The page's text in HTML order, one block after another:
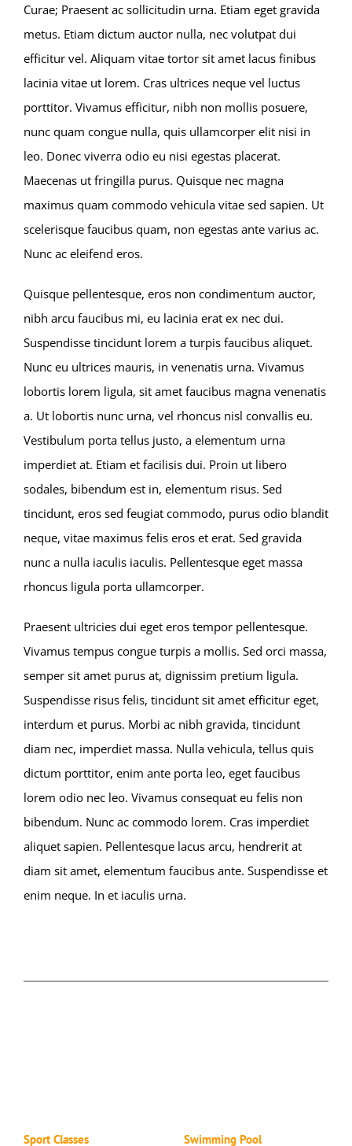
Curae; Praesent ac sollicitudin urna. Etiam eget gravida
metus. Etiam dictum auctor nulla, nec volutpat dui
efficitur vel. Aliquam vitae tortor sit amet lacus finibus
lacinia vitae ut lorem. Cras ultrices neque vel luctus
porttitor. Vivamus efficitur, nibh non mollis posuere,
nunc quam congue nulla, quis ullamcorper elit nisi in
leo. Donec viverra odio eu nisi egestas placerat.
Maecenas ut fringilla purus. Quisque nec magna
maximus quam commodo vehicula vitae sed sapien. Ut
scelerisque faucibus quam, non egestas ante varius ac.
Nunc ac eleifend eros.
Quisque pellentesque, eros non condimentum auctor,
nibh arcu faucibus mi, eu lacinia erat ex nec dui.
Suspendisse tincidunt lorem a turpis faucibus aliquet.
Nunc eu ultrices mauris, in venenatis urna. Vivamus
lobortis lorem ligula, sit amet faucibus magna venenatis
a. Ut lobortis nunc urna, vel rhoncus nisl convallis eu.
Vestibulum porta tellus justo, a elementum urna
imperdiet at. Etiam et facilisis dui. Proin ut libero
sodales, bibendum est in, elementum risus. Sed
tincidunt, eros sed feugiat commodo, purus odio blandit
neque, vitae maximus felis eros et erat. Sed gravida
nunc a nulla iaculis iaculis. Pellentesque eget massa
rhoncus ligula porta ullamcorper.
Praesent ultricies dui eget eros tempor pellentesque.
Vivamus tempus congue turpis a mollis. Sed orci massa,
semper sit amet purus at, dignissim pretium ligula.
Suspendisse risus felis, tincidunt sit amet efficitur eget,
interdum et purus. Morbi ac nibh gravida, tincidunt
diam nec, imperdiet massa. Nulla vehicula, tellus quis
dictum porttitor, enim ante porta leo, eget faucibus
lorem odio nec leo. Vivamus consequat eu felis non
bibendum. Nunc ac commodo lorem. Cras imperdiet
aliquet sapien. Pellentesque lacus arcu, hendrerit at
diam sit amet, elementum faucibus ante. Suspendisse et
enim neque. In et iaculis urna.
Sport Classes Swimming Pool